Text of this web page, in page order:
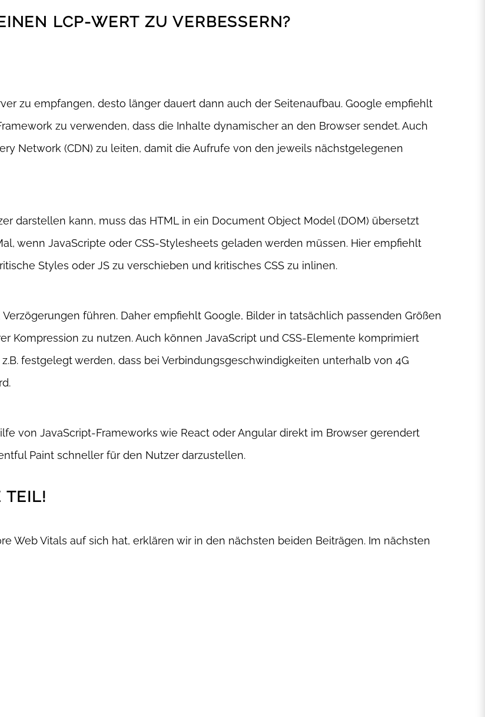
LCP-WERT ZU VERBESSERN?
zu empfangen, desto länger dauert dann auch der Seitenaufbau. Google empfiehlt
zu verwenden, dass die Inhalte dynamischer an den Browser sendet. Auch
Network (CDN) zu leiten, damit die Aufrufe von den jeweils nächstgelegenen
darstellen kann, muss das HTML in ein Document Object Model (DOM) übersetzt
wenn JavaScripte oder CSS-Stylesheets geladen werden müssen. Hier empfiehlt
Styles oder JS zu verschieben und kritisches CSS zu inlinen.
führen. Daher empfiehlt Google, Bilder in tatsächlich passenden Größen
Kompression zu nutzen. Auch können JavaScript und CSS-Elemente komprimiert
festgelegt werden, dass bei Verbindungsgeschwindigkeiten unterhalb von 4G
von JavaScript-Frameworks wie React oder Angular direkt im Browser gerendert
Paint schneller für den Nutzer darzustellen.
TEIL!
Web Vitals auf sich hat, erklären wir in den nächsten beiden Beiträgen. Im nächsten